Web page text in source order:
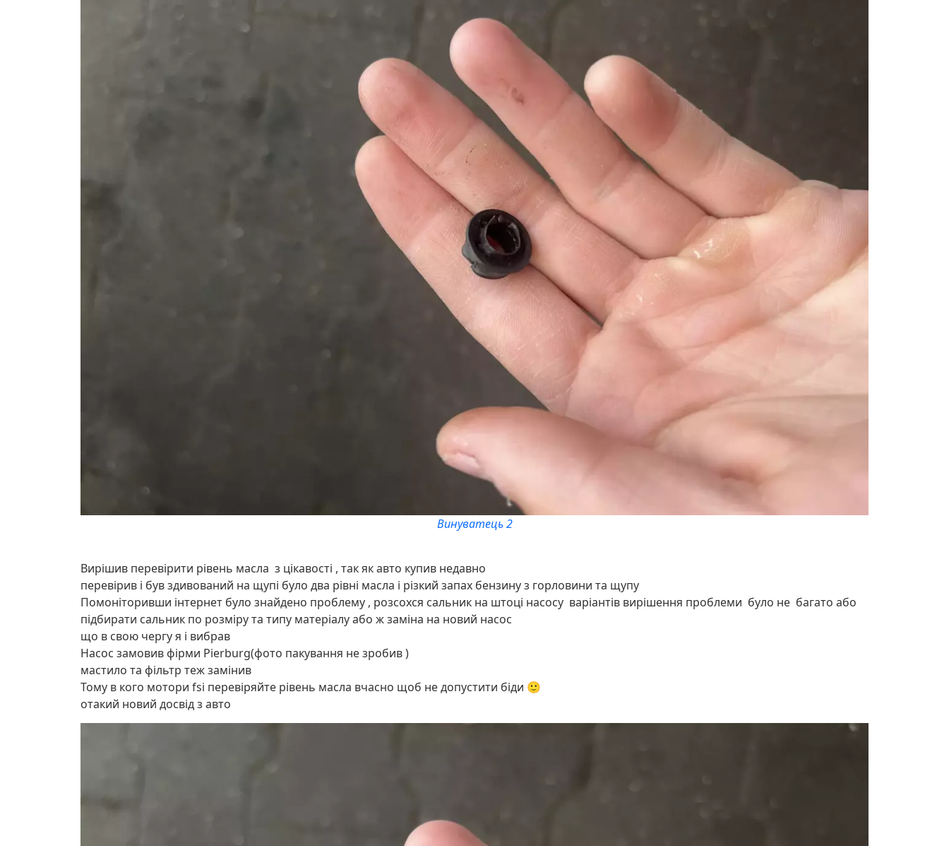
Винуватець 2
Вирішив перевірити рівень масла з цікавості , так як авто купив недавно
перевірив і був здивований на щупі було два рівні масла і різкий запах бензину з горловини та щупу
Помоніторивши інтернет було знайдено проблему , розсохся сальник на штоці насосу варіантів вирішення проблеми було не багато або
підбирати сальник по розміру та типу матеріалу або ж заміна на новий насос
що в свою чергу я і вибрав
Насос замовив фірми Pierburg(фото пакування не зробив )
мастило та фільтр теж замінив
Тому в кого мотори fsi перевіряйте рівень масла вчасно щоб не допустити біди 🙂
отакий новий досвід з авто